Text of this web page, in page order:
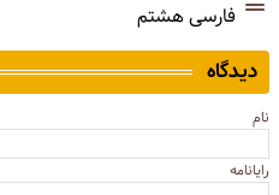
فارسی هشتم
دیدگاه
نام
رایانامه